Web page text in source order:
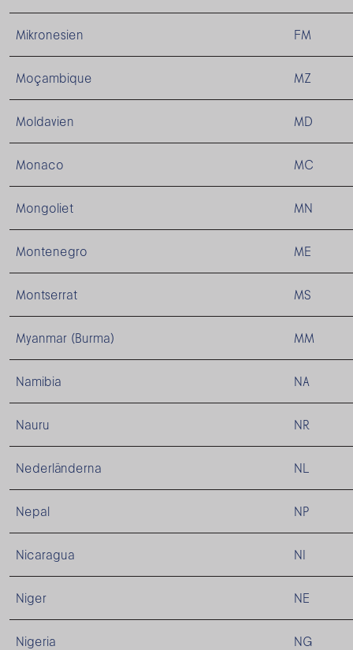
Mikronesien FM
Moçambique MZ
Moldavien MD
Monaco MC
Mongoliet MN
Montenegro ME
Montserrat MS
Myanmar (Burma) MM
Namibia NA
Nauru NR
Nederländerna NL
Nepal NP
Nicaragua NI
Niger NE
Nigeria NG